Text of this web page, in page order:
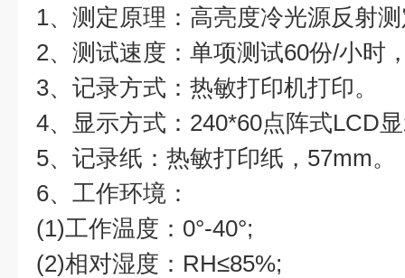
1、测定原理：高亮度冷光源反射
2、测试速度：单项测试60份/小时
3、记录方式：热敏打印机打印。
4、显示方式：240*60点阵式LCD
5、记录纸：热敏打印纸，57mm。
6、工作环境：
(1)工作温度：0°-40°;
(2)相对湿度：RH≤85%;